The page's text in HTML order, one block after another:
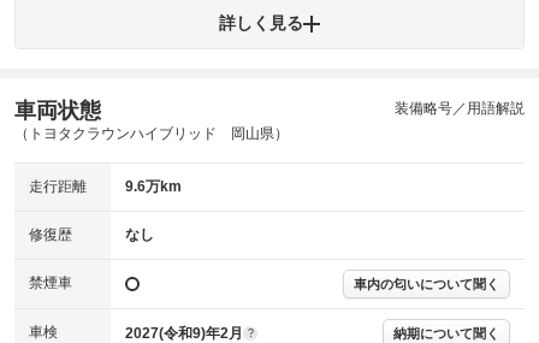
スマートキー／プッシュスタート
パワーシート（運転席／助手席）
サンルーフ
オートライト（ＡＵＴＯライト）
プリクラッシュセーフティブレーキ（衝突軽減ブレーキ）
詳しく見る
車両状態
（トヨタクラウンハイブリッド 岡山県）
装備略号／用語解説
走行距離 9.6万km
修復歴 なし
禁煙車 車内の匂いについて聞く
車検 2027(令和9)年2月 ? 納期について聞く